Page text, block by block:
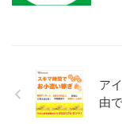
ア
由